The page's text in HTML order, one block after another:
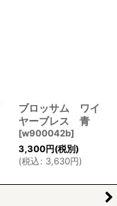
ブロッサム ワイ
ヤーブレス 青
[w900042b]
3,300円(税別)
(税込: 3,630円)